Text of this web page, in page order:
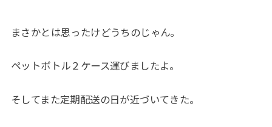
まさかとは思ったけどうちのじゃん。
ペットボトル２ケース運びましたよ。
そしてまた定期配送の日が近づいてきた。